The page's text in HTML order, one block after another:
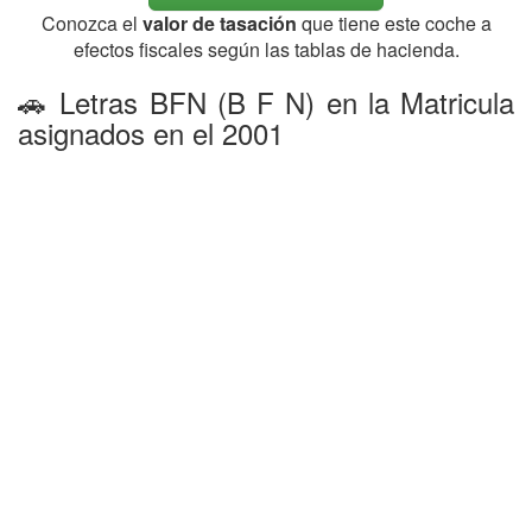
Conozca el valor de tasación que tiene este coche a
efectos fiscales según las tablas de hacienda.
🚗 Letras BFN (B F N) en la Matricula
asignados en el 2001